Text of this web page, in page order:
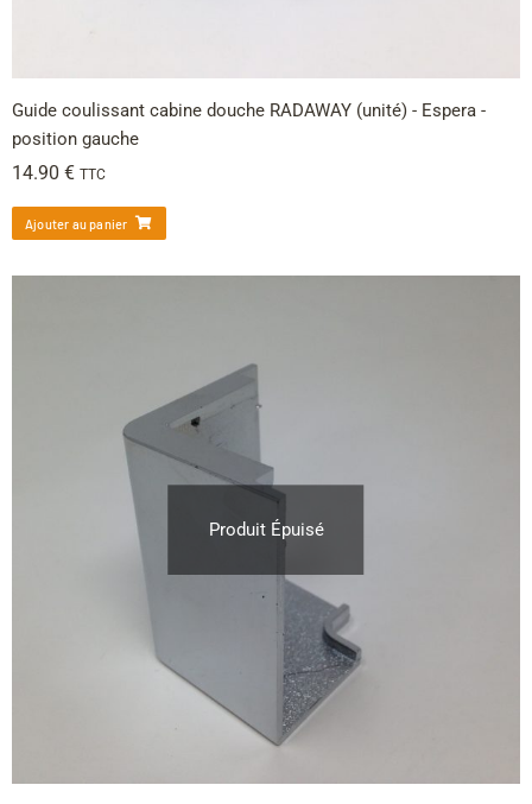
Guide coulissant cabine douche RADAWAY (unité) - Espera -
position gauche
14.90 € TTC
Ajouter au panier
Produit Épuisé